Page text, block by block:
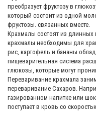
преобразует фруктозу в
который состоит из одной
фруктозы. связанных вместе.
Крахмалы состоят из длинных
крахмалы необходимы для
рис, картофель и бананы
пищеварительная система
глюкозы, которые могут
Переваривание крахмала
переваривание Сахаров.
газированном напитке или
поступает в кровь со